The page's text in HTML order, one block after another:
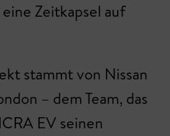
Zeitkapsel auf
stammt von Nissan
– dem Team, das
EV seinen